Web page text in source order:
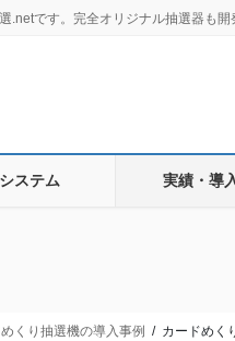
です。完全オリジナル抽選器も開
ステム 実績・導
くり抽選機の導入事例 カードめく